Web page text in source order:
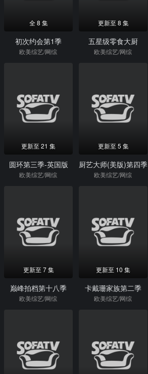
全 8 集
初次约会第1季
欧美综艺/网综
更新至 8 集
五星级零食大厨
欧美综艺/网综
更新至 21 集
圆环第三季-英国版
欧美综艺/网综
更新至 5 集
厨艺大师(美版)第四季
欧美综艺/网综
更新至 7 集
巅峰拍档第十八季
欧美综艺/网综
更新至 10 集
卡戴珊家族第二季
欧美综艺/网综